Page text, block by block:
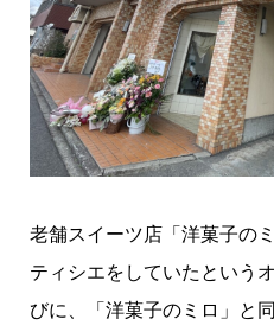
老舗スイーツ店「洋菓子の
ティシエをしていたという
びに、「洋菓子のミロ」と